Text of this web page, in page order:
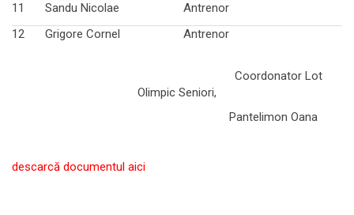
11
Sandu Nicolae
Antrenor
12
Grigore Cornel Antrenor
Coordonator Lot
Olimpic Seniori,
Pantelimon Oana
descarcă documentul aici